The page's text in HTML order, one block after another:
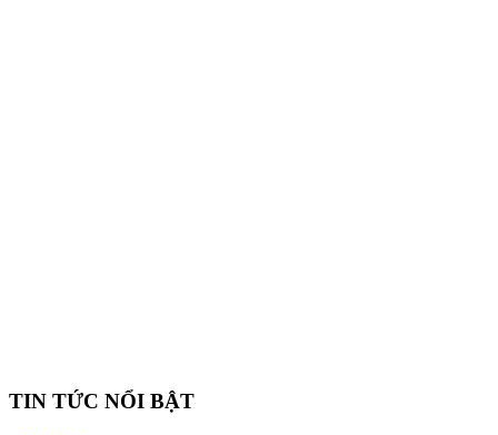
TIN TỨC NỔI BẬT